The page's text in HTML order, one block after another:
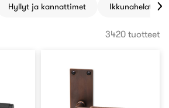
Hyllyt ja kannattimet Ikkunahelat
3420 tuotteet